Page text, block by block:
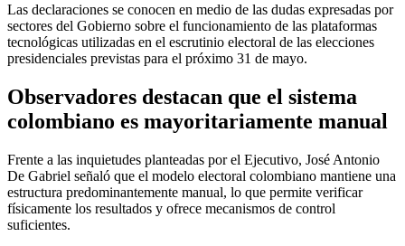
Las declaraciones se conocen en medio de las dudas expresadas por
sectores del Gobierno sobre el funcionamiento de las plataformas
tecnológicas utilizadas en el escrutinio electoral de las elecciones
presidenciales previstas para el próximo 31 de mayo.
Observadores destacan que el sistema
colombiano es mayoritariamente manual
Frente a las inquietudes planteadas por el Ejecutivo, José Antonio
De Gabriel señaló que el modelo electoral colombiano mantiene una
estructura predominantemente manual, lo que permite verificar
físicamente los resultados y ofrece mecanismos de control
suficientes.